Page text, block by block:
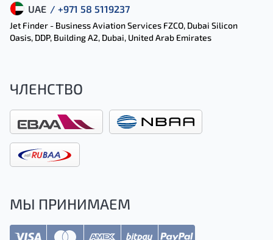
UAE / +971 58 5119237
Jet Finder - Business Aviation Services FZCO, Dubai Silicon
Oasis, DDP, Building A2, Dubai, United Arab Emirates
ЧЛЕНСТВО
МЫ ПРИНИМАЕМ